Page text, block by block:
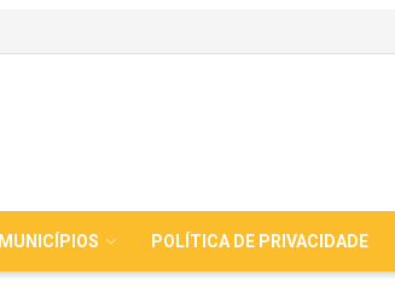
MUNICÍPIOS POLÍTICA DE PRIVACIDADE